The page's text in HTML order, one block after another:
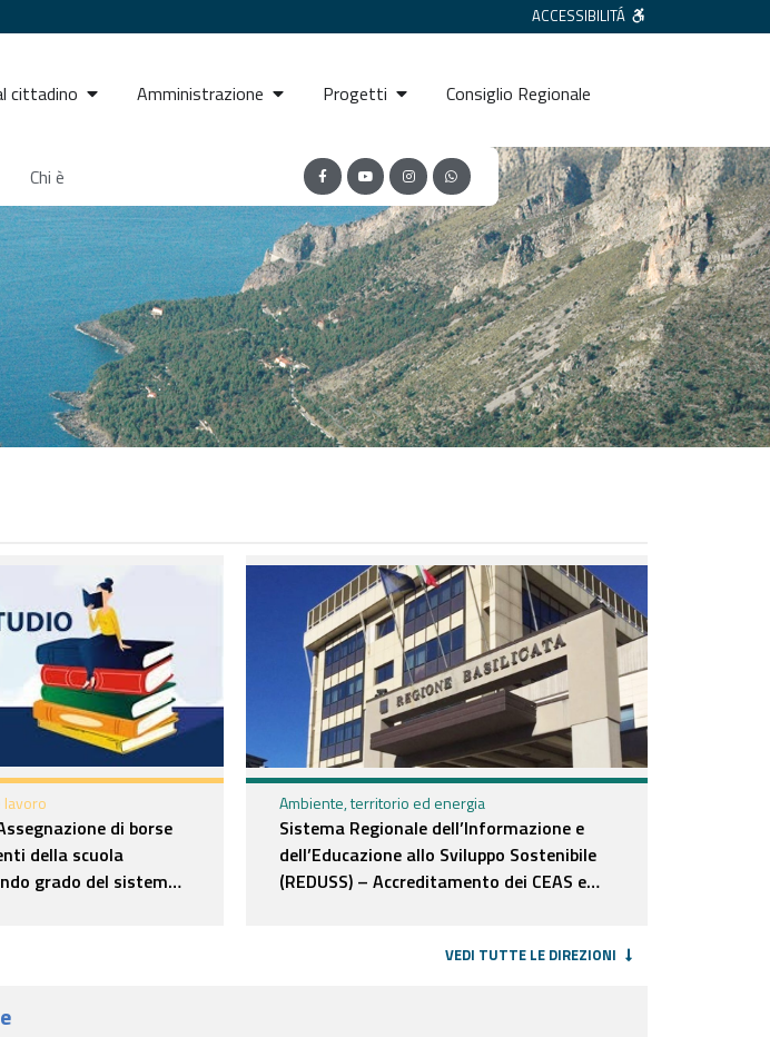
ACCESSIBILITÁ
cittadino Amministrazione Progetti Consiglio Regionale
Chi è
lavoro
di borse
della scuola
grado del sistema
Ambiente, territorio ed energia
Sistema Regionale dell’Informazione e
dell’Educazione allo Sviluppo Sostenibile
(REDUSS) – Accreditamento dei CEAS e
VEDI TUTTE LE DIREZIONI